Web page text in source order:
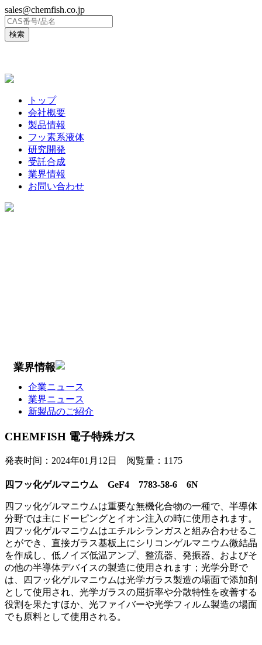
sales@chemfish.co.jp
トップ
会社概要
製品情報
フッ素系液体
研究開発
受託合成
業界情報
お問い合わせ
業界情報
企業ニュース
業界ニュース
新製品のご紹介
CHEMFISH 電子特殊ガス
発表时间： 2024年01月12日 阅覧量： 1175
四フッ化ゲルマニウム GeF4 7783-58-6 6N
四フッ化ゲルマニウムは重要な無機化合物の一種で、半導体
分野では主にドーピングとイオン注入の時に使用されます。
四フッ化ゲルマニウムはエチルシランガスと組み合わせるこ
とができ、直接ガラス基板上にシリコンゲルマニウム微結晶
を作成し、低ノイズ低温アンプ、整流器、発振器、およびそ
の他の半導体デバイスの製造に使用されます；光学分野で
は、四フッ化ゲルマニウムは光学ガラス製造の場面で添加剤
として使用され、光学ガラスの屈折率や分散特性を改善する
役割を果たすほか、光ファイバーや光学フィルム製造の場面
でも原料として使用される。